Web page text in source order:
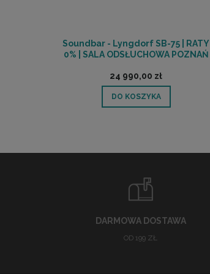
Soundbar - Lyngdorf SB-75 | RATY
0% | SALA ODSŁUCHOWA POZNAŃ
24 990,00 zł
DO KOSZYKA
DARMOWA DOSTAWA
OD 199 ZŁ